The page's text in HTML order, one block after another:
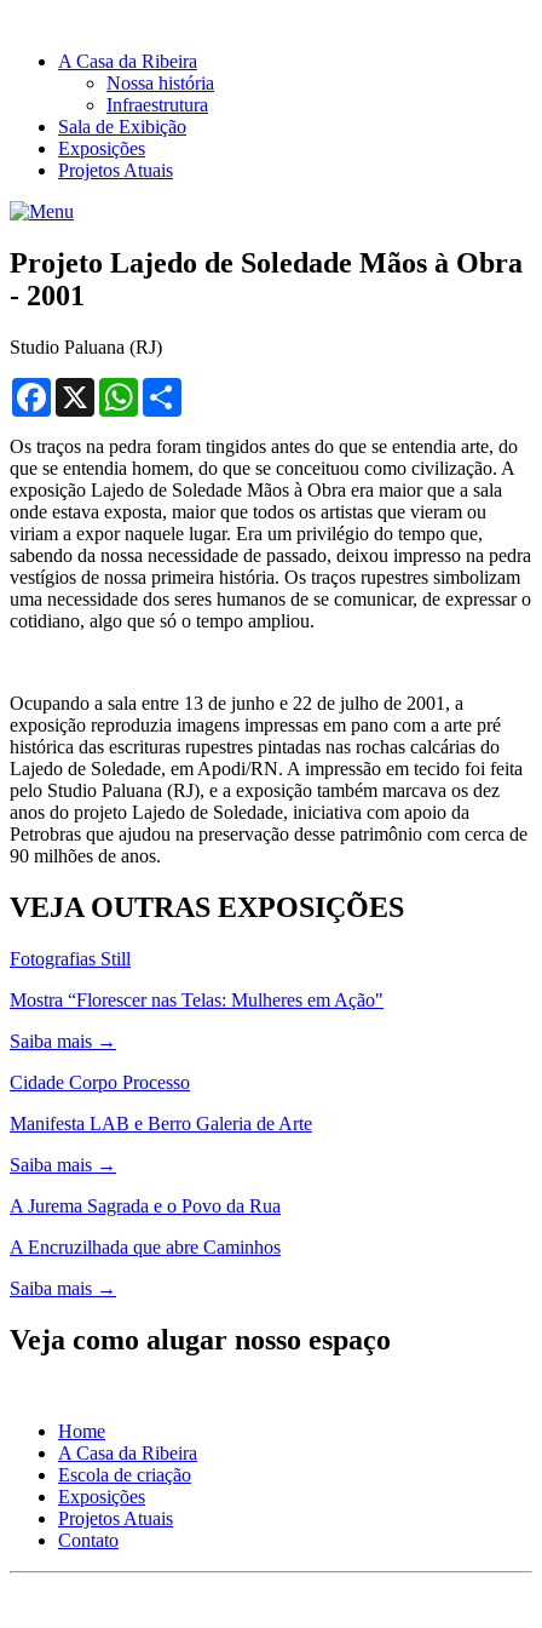
A Casa da Ribeira
Nossa história
Infraestrutura
Sala de Exibição
Exposições
Projetos Atuais
Projeto Lajedo de Soledade Mãos à Obra
- 2001
Studio Paluana (RJ)
Facebook
X WhatsApp
Os traços na pedra foram tingidos antes do que se entendia arte, do
que se entendia homem, do que se conceituou como civilização. A
exposição Lajedo de Soledade Mãos à Obra era maior que a sala
onde estava exposta, maior que todos os artistas que vieram ou
viriam a expor naquele lugar. Era um privilégio do tempo que,
sabendo da nossa necessidade de passado, deixou impresso na pedra
vestígios de nossa primeira história. Os traços rupestres simbolizam
uma necessidade dos seres humanos de se comunicar, de expressar o
cotidiano, algo que só o tempo ampliou.
Ocupando a sala entre 13 de junho e 22 de julho de 2001, a
exposição reproduzia imagens impressas em pano com a arte pré
histórica das escrituras rupestres pintadas nas rochas calcárias do
Lajedo de Soledade, em Apodi/RN. A impressão em tecido foi feita
pelo Studio Paluana (RJ), e a exposição também marcava os dez
anos do projeto Lajedo de Soledade, iniciativa com apoio da
Petrobras que ajudou na preservação desse patrimônio com cerca de
90 milhões de anos.
VEJA OUTRAS EXPOSIÇÕES
Fotografias Still
Mostra “Florescer nas Telas: Mulheres em Ação"
Saiba mais →
Cidade Corpo Processo
Manifesta LAB e Berro Galeria de Arte
Saiba mais →
A Jurema Sagrada e o Povo da Rua
A Encruzilhada que abre Caminhos
Saiba mais →
Veja como alugar nosso espaço
Home
A Casa da Ribeira
Escola de criação
Exposições
Projetos Atuais
Contato